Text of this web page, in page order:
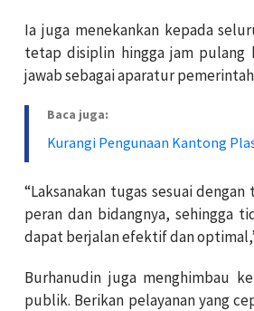
Ia juga menekankan kepada
tetap disiplin hingga jam pulang
jawab sebagai aparatur
Baca juga:
Kurangi Pengunaan Kantong
“Laksanakan tugas sesuai
peran dan bidangnya, sehingga
dapat berjalan efektif dan
Burhanudin juga menghimbau
publik. Berikan pelayanan yang